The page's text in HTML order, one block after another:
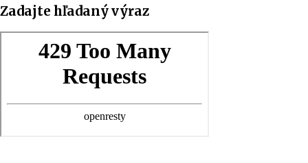
Zadajte hľadaný výraz